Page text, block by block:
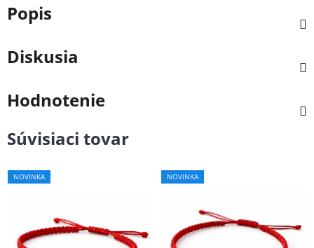
Popis
Diskusia
Hodnotenie
Súvisiaci tovar
5,0
NOVINKA NOVINKA